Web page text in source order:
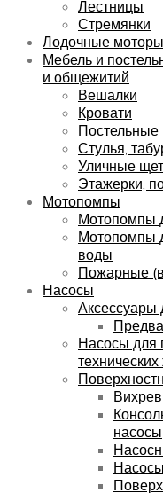
Лестницы
Стремянки
Лодочные моторы
Мебель и
и общежитий
Вешалки
Кровати
Постельные
Стулья,
Уличные
Этажерки,
Мотопомпы
Мотопомпы
Мотопомпы
воды
Пожарные
Насосы
Аксессуары
Насосы для
насосы